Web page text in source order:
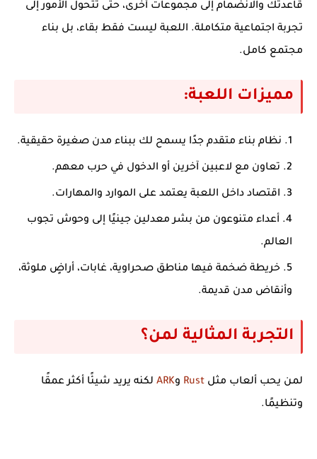
قاعدتك والانضمام إلى مجموعات أخرى، حتى تتحول الأمور إلى
تجربة اجتماعية متكاملة. اللعبة ليست فقط بقاء، بل بناء
مجتمع كامل.
مميزات اللعبة:
نظام بناء متقدم جدًا يسمح لك ببناء مدن صغيرة حقيقية.
تعاون مع لاعبين آخرين أو الدخول في حرب معهم.
اقتصاد داخل اللعبة يعتمد على الموارد والمهارات.
أعداء متنوعون من بشر معدلين جينيًا إلى وحوش تجوب
العالم.
خريطة ضخمة فيها مناطق صحراوية، غابات، أراضٍ ملوثة،
وأنقاض مدن قديمة.
التجربة المثالية لمن؟
لمن يحب ألعاب مثل Rust وARK لكنه يريد شيئًا أكثر عمقًا
وتنظيمًا.